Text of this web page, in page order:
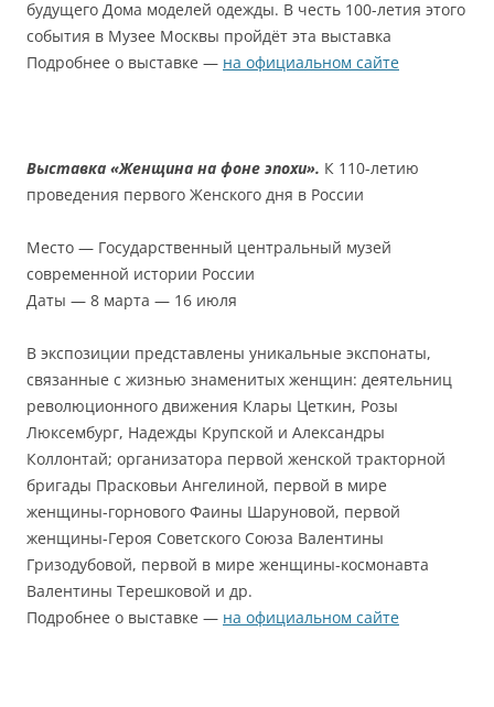
будущего Дома моделей одежды. В честь 100-летия этого
события в Музее Москвы пройдёт эта выставка
Подробнее о выставке — на официальном сайте
Выставка «Женщина на фоне эпохи». К 110-летию
проведения первого Женского дня в России
Место — Государственный центральный музей
современной истории России
Даты — 8 марта — 16 июля
В экспозиции представлены уникальные экспонаты,
связанные с жизнью знаменитых женщин: деятельниц
революционного движения Клары Цеткин, Розы
Люксембург, Надежды Крупской и Александры
Коллонтай; организатора первой женской тракторной
бригады Прасковьи Ангелиной, первой в мире
женщины-горнового Фаины Шаруновой, первой
женщины-Героя Советского Союза Валентины
Гризодубовой, первой в мире женщины-космонавта
Валентины Терешковой и др.
Подробнее о выставке — на официальном сайте